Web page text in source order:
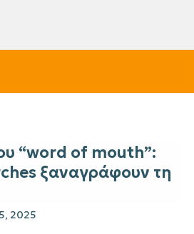
“word of mouth”:
ξαναγράφουν τη
2025